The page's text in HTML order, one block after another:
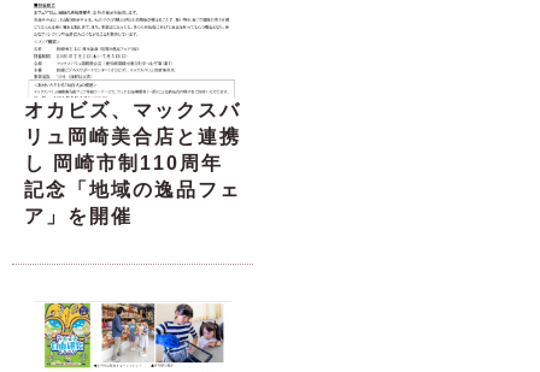
オカビズ、マックスバ
リュ岡崎美合店と連携
し 岡崎市制110周年
記念「地域の逸品フェ
ア」を開催